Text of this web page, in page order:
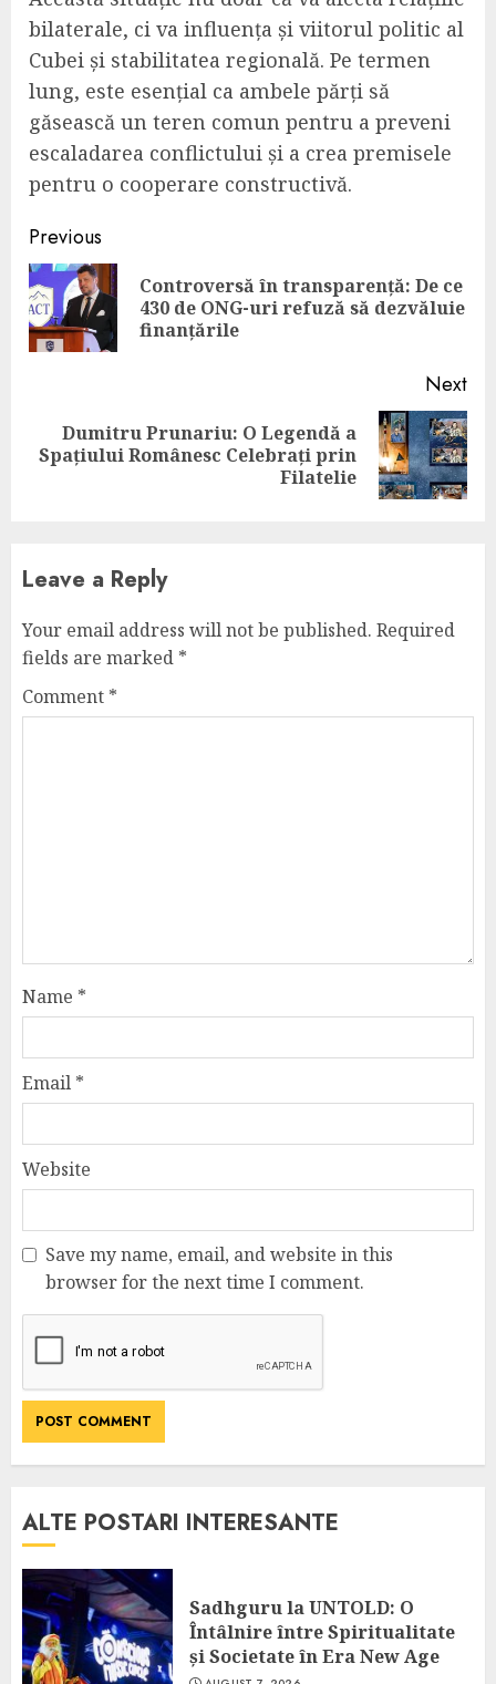
bilaterale, ci va influența și viitorul politic al
Cubei și stabilitatea regională. Pe termen
lung, este esențial ca ambele părți să
găsească un teren comun pentru a preveni
escaladarea conflictului și a crea premisele
pentru o cooperare constructivă.
Continue
Reading
Previous
Controversă în transparență: De ce
430 de ONG-uri refuză să dezvăluie
finanțările
Next
Next
Dumitru Prunariu: O Legendă a
Spațiului Românesc Celebrați prin
Filatelie
Leave a Reply
Your email address will not be published. Required
fields are marked *
Comment *
Name *
Email *
Website
Save my name, email, and website in this
browser for the next time I comment.
ALTE POSTARI INTERESANTE
Sadhguru la UNTOLD: O
Întâlnire între Spiritualitate
și Societate în Era New Age